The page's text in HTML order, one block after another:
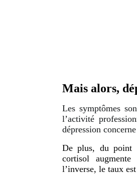
Mais alors,
Les symptômes
l’activité
dépression
De plus, du point
cortisol
l’inverse, le taux